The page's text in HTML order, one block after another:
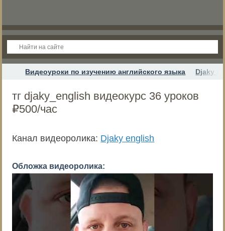
Видеоуроки по изучению английского языка Djaky
тг djaky_english видеокурс 36 уроков
₽500/час
Канал видеоролика: Djaky english
Обложка видеоролика: